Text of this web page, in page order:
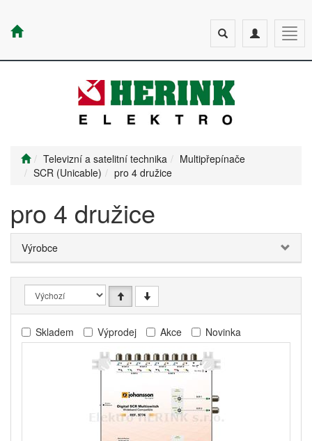
Toggle
navigation
Toggle
search
Televizní a satelitní technika
Multipřepínače
SCR (Unicable)
pro 4 družice
pro 4 družice
Výrobce
Skladem Výprodej Akce Novinka